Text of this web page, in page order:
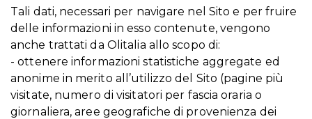
Tali dati, necessari per navigare nel Sito e per fruire
delle informazioni in esso contenute, vengono
anche trattati da Olitalia allo scopo di:
- ottenere informazioni statistiche aggregate ed
anonime in merito all’utilizzo del Sito (pagine più
visitate, numero di visitatori per fascia oraria o
giornaliera, aree geografiche di provenienza dei